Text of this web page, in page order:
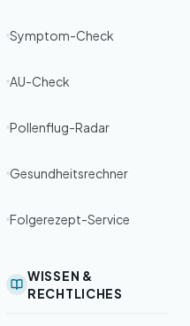
Symptom-Check
AU-Check
Pollenflug-Radar
Gesundheitsrechner
Folgerezept-Service
WISSEN &
RECHTLICHES